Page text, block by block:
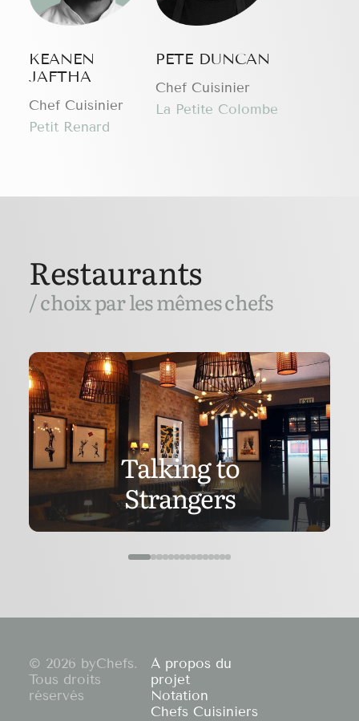
KEANEN
JAFTHA
Chef Cuisinier
Petit Renard
PETE DUNCAN
Chef Cuisinier
La Petite Colombe
Restaurants
/ choix par les mêmes chefs
Talking to
Strangers
© 2026 byChefs.
Tous droits
réservés
À propos du
projet
Notation
Chefs Cuisiniers